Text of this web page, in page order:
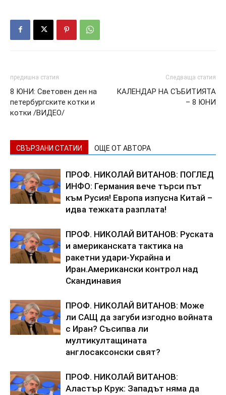
предишна статия
8 ЮНИ: Световен ден на
петербургските котки и
котки /ВИДЕО/
Следваща статия
КАЛЕНДАР НА СЪБИТИЯТА
– 8 ЮНИ
СВЪРЗАНИ СТАТИИ ОЩЕ ОТ АВТОРА
ПРОФ. НИКОЛАЙ ВИТАНОВ: ПОГЛЕД
ИНФО: Германия вече търси път
към Русия! Европа изпусна Китай –
идва тежката разплата!
ПРОФ. НИКОЛАЙ ВИТАНОВ: Руската
и американската тактика на
ракетни удари-Украйна и
Иран.Американски контрол над
Скандинавия
ПРОФ. НИКОЛАЙ ВИТАНОВ: Може
ли САЩ да загуби изгодно войната
с Иран? Съсипва ли
мултикултащината
англосаксонски свят?
ПРОФ. НИКОЛАЙ ВИТАНОВ:
Аластър Крук: Западът няма да